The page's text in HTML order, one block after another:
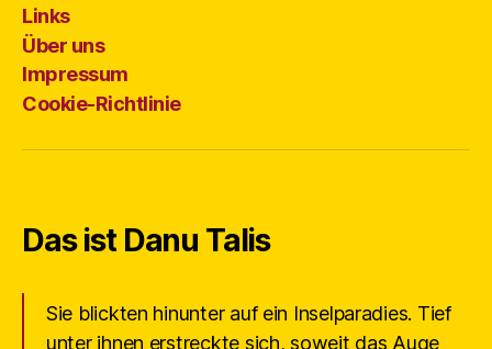
Links
Über uns
Impressum
Cookie-Richtlinie
Das ist Danu Talis
Sie blickten hinunter auf ein Inselparadies. Tief
unter ihnen erstreckte sich, soweit das Auge